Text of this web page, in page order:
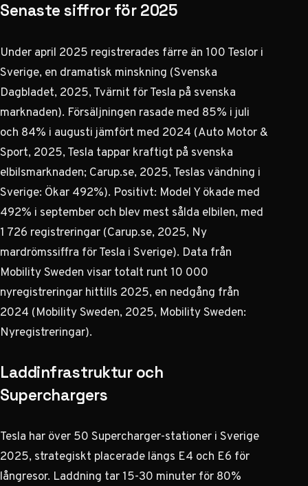
Senaste siffror för 2025
Under april 2025 registrerades färre än 100 Teslor i
Sverige, en dramatisk minskning (Svenska
Dagbladet, 2025,Tvärnit för Tesla på svenska
marknaden). Försäljningen rasade med 85% i juli
och 84% i augusti jämfört med 2024 (Auto Motor &
Sport, 2025,Tesla tappar kraftigt på svenska
elbilsmarknaden; Carup.se, 2025,Teslas vändning i
Sverige: Ökar 492%). Positivt: Model Y ökade med
492% i september och blev mest sålda elbilen, med
1 726 registreringar (Carup.se, 2025, Ny
mardrömssiffra för Tesla i Sverige). Data från
Mobility Sweden visar totalt runt 10 000
nyregistreringar hittills 2025, en nedgång från
2024 (Mobility Sweden, 2025, Mobility Sweden:
Nyregistreringar).
Laddinfrastruktur och
Superchargers
Tesla har över 50 Supercharger-stationer i Sverige
2025, strategiskt placerade längs E4 och E6 för
långresor. Laddning tar 15-30 minuter för 80%